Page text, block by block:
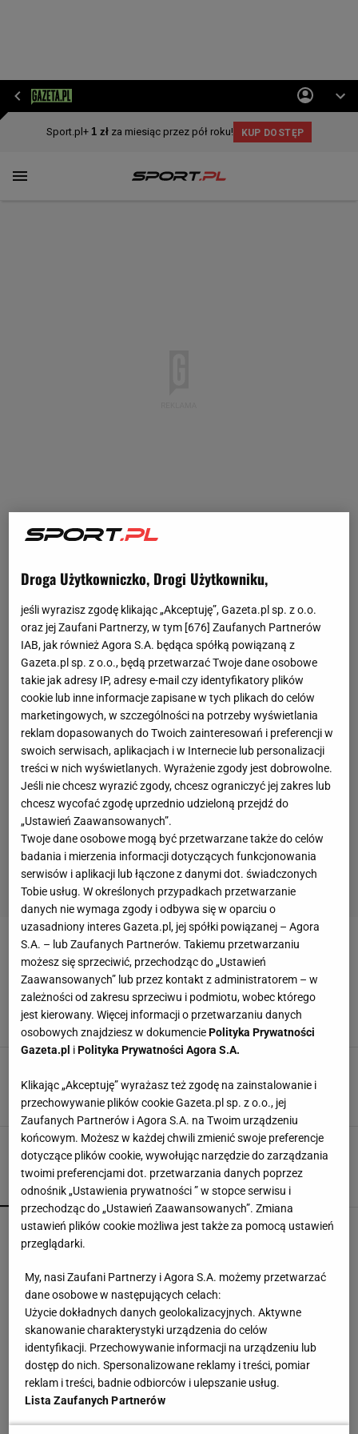
TURNIEJ ATP MASTERS 1000 W PARYŻU
Publiczność oszalała po tym zagraniu
Hurkacza. Genialne! [WIDEO]
Karolina Jaskulska, 1 LISTOPADA 2023, 20:36
Brytyjczykowi znów zabrakło klasy
Paweł Matys,30 PAŹDZIERNIKA 2023, 19:07
POPULARNE NAJNOWSZE
Brat Grbicia radzi mu nie wracać do Serbii. "To
Wpadka z Abramowicz wywołała szum. U
Świątek wydarzyło się coś ważniejszego
SUBSKRYPCJA
Północna brama gazowa. Jak Polska buduje
nową architekturę energetyczną regionu
MATERIAŁ PROMOCYJNY
Droga Użytkowniczko, Drogi Użytkowniku,
jeśli wyrazisz zgodę klikając „Akceptuję”, Gazeta.pl sp. z o.o.
oraz jej Zaufani Partnerzy, w tym [676] Zaufanych Partnerów
IAB, jak również Agora S.A. będąca spółką powiązaną z
Gazeta.pl sp. z o.o., będą przetwarzać Twoje dane osobowe
takie jak adresy IP, adresy e-mail czy identyfikatory plików
cookie lub inne informacje zapisane w tych plikach do celów
marketingowych, w szczególności na potrzeby wyświetlania
reklam dopasowanych do Twoich zainteresowań i preferencji w
swoich serwisach, aplikacjach i w Internecie lub personalizacji
treści w nich wyświetlanych. Wyrażenie zgody jest dobrowolne.
Jeśli nie chcesz wyrazić zgody, chcesz ograniczyć jej zakres lub
chcesz wycofać zgodę uprzednio udzieloną przejdź do
„Ustawień Zaawansowanych”.
Twoje dane osobowe mogą być przetwarzane także do celów
badania i mierzenia informacji dotyczących funkcjonowania
serwisów i aplikacji lub łączone z danymi dot. świadczonych
Tobie usług. W określonych przypadkach przetwarzanie
danych nie wymaga zgody i odbywa się w oparciu o
uzasadniony interes Gazeta.pl, jej spółki powiązanej – Agora
S.A. – lub Zaufanych Partnerów. Takiemu przetwarzaniu
możesz się sprzeciwić, przechodząc do „Ustawień
Zaawansowanych” lub przez kontakt z administratorem – w
zależności od zakresu sprzeciwu i podmiotu, wobec którego
jest kierowany. Więcej informacji o przetwarzaniu danych
osobowych znajdziesz w dokumenciePolityka Prywatności
Gazeta.pl iPolityka Prywatności Agora S.A.
Klikając „Akceptuję” wyrażasz też zgodę na zainstalowanie i
przechowywanie plików cookie Gazeta.pl sp. z o.o., jej
Zaufanych Partnerów i Agora S.A. na Twoim urządzeniu
końcowym. Możesz w każdej chwili zmienić swoje preferencje
dotyczące plików cookie, wywołując narzędzie do zarządzania
twoimi preferencjami dot. przetwarzania danych poprzez
odnośnik „Ustawienia prywatności ” w stopce serwisu i
przechodząc do „Ustawień Zaawansowanych”. Zmiana
ustawień plików cookie możliwa jest także za pomocą ustawień
przeglądarki.
My, nasi Zaufani Partnerzy i Agora S.A. możemy przetwarzać
dane osobowe w następujących celach:
Użycie dokładnych danych geolokalizacyjnych. Aktywne
skanowanie charakterystyki urządzenia do celów
identyfikacji. Przechowywanie informacji na urządzeniu lub
dostęp do nich. Spersonalizowane reklamy i treści, pomiar
reklam i treści, badnie odbiorców i ulepszanie usług.
Lista Zaufanych Partnerów